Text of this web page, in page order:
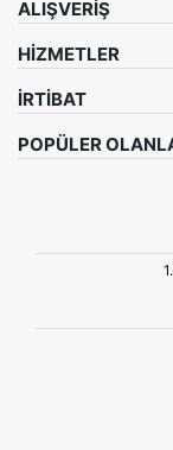
ALIŞVERİŞ
HİZMETLER
İRTİBAT
POPÜLER